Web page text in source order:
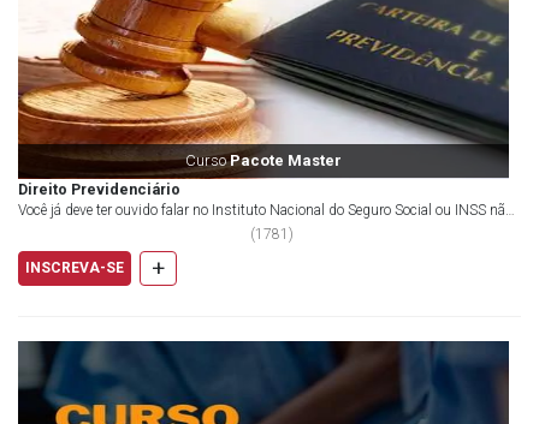
CursoPacote Master
Direito Previdenciário
Você já deve ter ouvido falar no Instituto Nacional do Seguro Social ou INSS não
(1781 )
INSCREVA-SE
+